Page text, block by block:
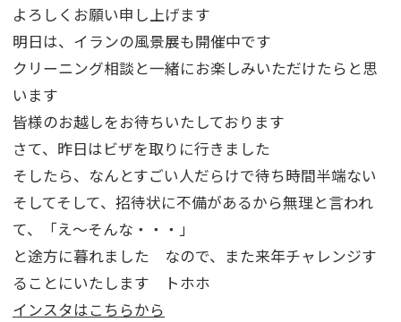
よろしくお願い申し上げます
明日は、イランの風景展も開催中です
クリーニング相談と一緒にお楽しみいただけたらと思
います
皆様のお越しをお待ちいたしております
さて、昨日はビザを取りに行きました
そしたら、なんとすごい人だらけで待ち時間半端ない
そしてそして、招待状に不備があるから無理と言われ
て、「え～そんな・・・」
と途方に暮れました なので、また来年チャレンジす
ることにいたします トホホ
インスタはこちらから